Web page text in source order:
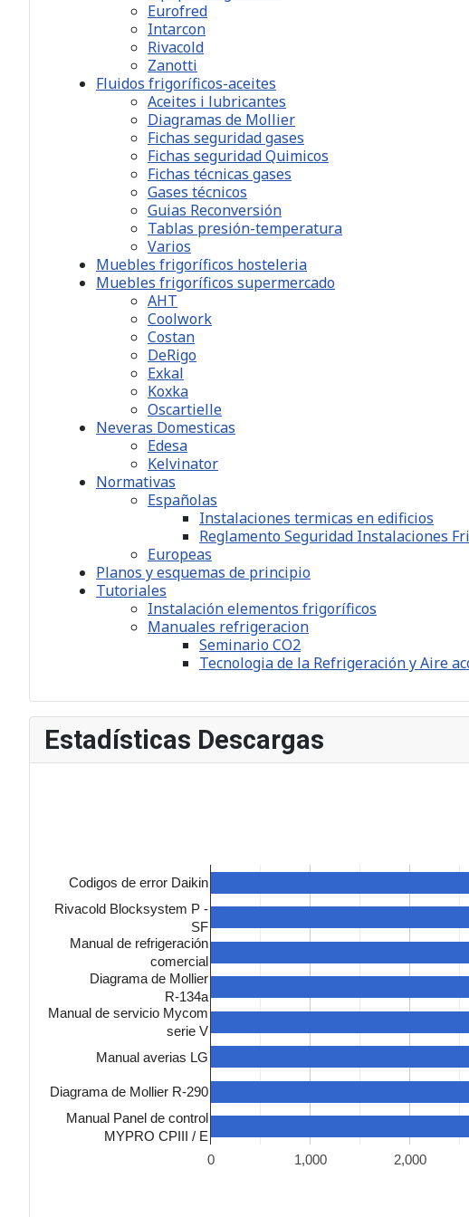
Eurofred
Intarcon
Rivacold
Zanotti
Fluidos frigoríficos-aceites
Aceites i lubricantes
Diagramas de Mollier
Fichas seguridad gases
Fichas seguridad Quimicos
Fichas técnicas gases
Gases técnicos
Guias Reconversión
Tablas presión-temperatura
Varios
Muebles frigoríficos hosteleria
Muebles frigoríficos supermercado
AHT
Coolwork
Costan
DeRigo
Exkal
Koxka
Oscartielle
Neveras Domesticas
Edesa
Kelvinator
Normativas
Españolas
Instalaciones termicas en edificios
Reglamento Seguridad Instalaciones
Europeas
Planos y esquemas de principio
Tutoriales
Instalación elementos frigoríficos
Manuales refrigeracion
Seminario CO2
Tecnologia de la Refrigeración y Aire
Estadísticas Descargas
0 1,000 2,000
Codigos de error Daikin
Rivacold Blocksystem P -
SF
Manual de refrigeración
comercial
Diagrama de Mollier
R-134a
Manual de servicio Mycom
serie V
Manual averias LG
Diagrama de Mollier R-290
Manual Panel de control
MYPRO CPIII / E